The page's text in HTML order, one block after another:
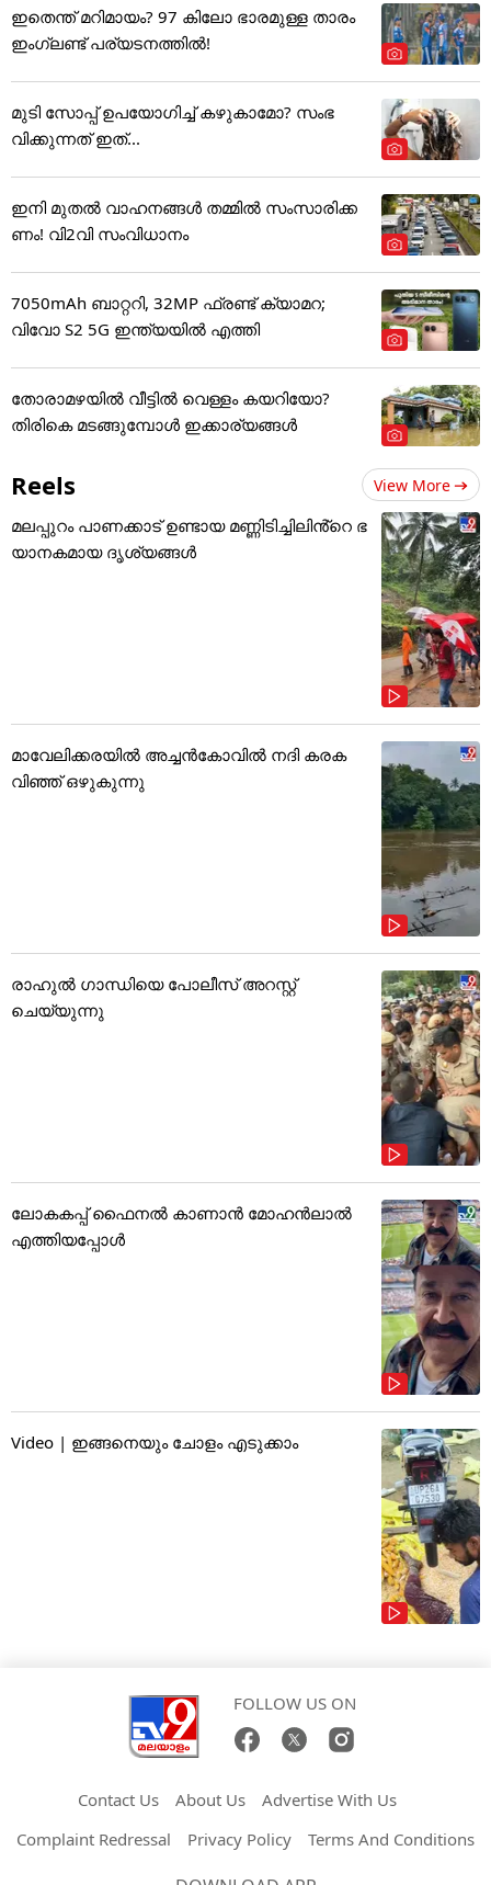
ഇതെന്ത് മറിമായം? 97 കിലോ ഭാരമുള്ള താരം
ഇംഗ്ലണ്ട് പര്യടനത്തില്‍!
മുടി സോപ്പ് ഉപയോഗിച്ച് കഴുകാമോ? സംഭ
വിക്കുന്നത് ഇത്...
ഇനി മുതൽ വാഹനങ്ങൾ തമ്മിൽ സംസാരിക്ക
ണം! വി2വി സംവിധാനം
7050mAh ബാറ്ററി, 32MP ഫ്രണ്ട് ക്യാമറ;
വിവോ S2 5G ഇന്ത്യയിൽ എത്തി
തോരാമഴയിൽ വീട്ടിൽ വെള്ളം കയറിയോ?
തിരികെ മടങ്ങുമ്പോൾ ഇക്കാര്യങ്ങൾ
Reels View More
മലപ്പുറം പാണക്കാട് ഉണ്ടായ മണ്ണിടിച്ചിലിൻ്റെ ഭ
യാനകമായ ദൃശ്യങ്ങൾ
മാവേലിക്കരയിൽ അച്ചൻകോവിൽ നദി കരക
വിഞ്ഞ് ഒഴുകുന്നു
രാഹുൽ ഗാന്ധിയെ പോലീസ് അറസ്റ്റ്
ചെയ്യുന്നു
ലോകകപ്പ് ഫൈനൽ കാണാൻ മോഹൻലാൽ
എത്തിയപ്പോൾ
Video | ഇങ്ങനെയും ചോളം എടുക്കാം
FOLLOW US ON
Contact Us About Us
Advertise With Us
Complaint Redressal
Privacy Policy Terms And Conditions